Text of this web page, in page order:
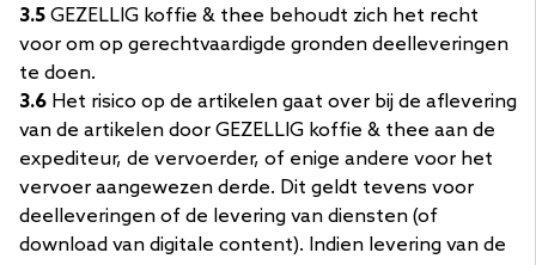
3.5 GEZELLIG koffie & thee behoudt zich het recht
voor om op gerechtvaardigde gronden deelleveringen
te doen.
3.6 Het risico op de artikelen gaat over bij de aflevering
van de artikelen door GEZELLIG koffie & thee aan de
expediteur, de vervoerder, of enige andere voor het
vervoer aangewezen derde. Dit geldt tevens voor
deelleveringen of de levering van diensten (of
download van digitale content). Indien levering van de